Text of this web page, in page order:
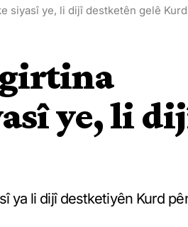
siyasî ye, li dijî destketên gelê
ye, li
ya li dijî destketiyên Kurd